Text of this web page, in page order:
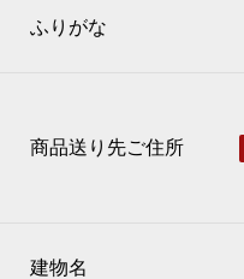
ふりがな
商品送り先ご住所
建物名